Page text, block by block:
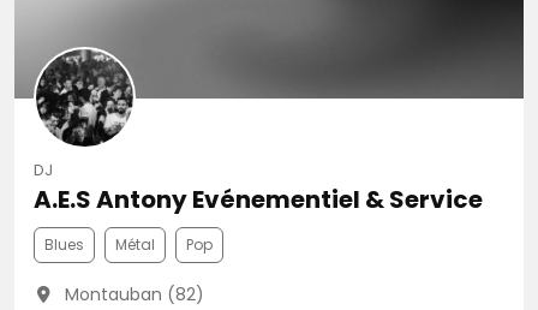
DJ
A.E.S Antony Evénementiel & Service
Blues Métal Pop
Montauban (82)